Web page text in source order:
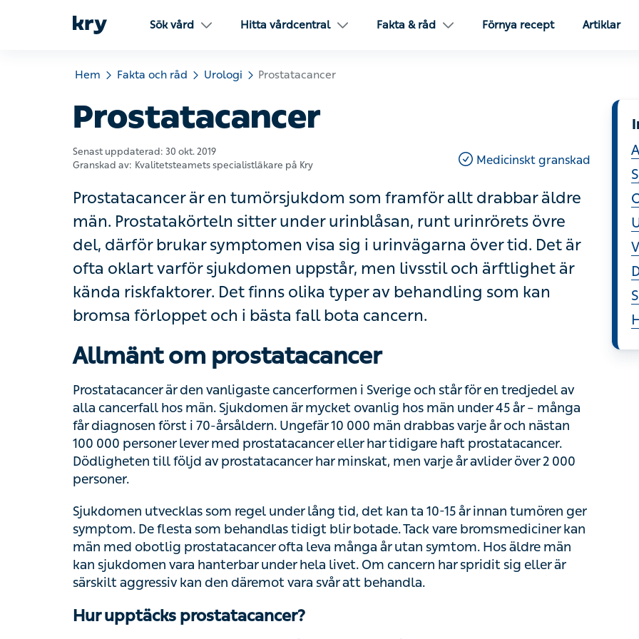
Sök vård Hitta vårdcentral Fakta & råd Förnya recept Artiklar
Hem Fakta och råd Urologi Prostatacancer
Prostatacancer
Senast uppdaterad:30 okt. 2019
Granskad av: Kvalitetsteamets specialistläkare på Kry Medicinskt granskad
Prostatacancer är en tumörsjukdom som framför allt drabbar äldre män.
Prostatakörteln sitter under urinblåsan, runt urinrörets övre del, därför
brukar symptomen visa sig i urinvägarna över tid. Det är ofta oklart varför
sjukdomen uppstår, men livsstil och ärftlighet är kända riskfaktorer. Det
finns olika typer av behandling som kan bromsa förloppet och i bästa fall
bota cancern.
Allmänt om prostatacancer
Prostatacancer är den vanligaste cancerformen i Sverige och står för en tredjedel av alla
cancerfall hos män. Sjukdomen är mycket ovanlig hos män under 45 år – många får
diagnosen först i 70-årsåldern. Ungefär 10 000 män drabbas varje år och nästan 100 000
personer lever med prostatacancer eller har tidigare haft prostatacancer. Dödligheten till
följd av prostatacancer har minskat, men varje år avlider över 2 000 personer.
symptom. De flesta som behandlas tidigt blir botade. Tack vare bromsmediciner kan män
med obotlig prostatacancer ofta leva många år utan symtom. Hos äldre män kan
sjukdomen vara hanterbar under hela livet. Om cancern har spridit sig eller är särskilt
aggressiv kan den däremot vara svår att behandla.
Eftersom prostatacancer sällan ger några symptom på ett tidigt stadium brukar den